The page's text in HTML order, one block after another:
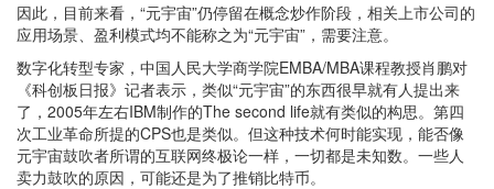
因此，目前来看，“元宇宙”仍停留在概念炒作阶段，相关上市公司的
应用场景、盈利模式均不能称之为“元宇宙”，需要注意。
数字化转型专家，中国人民大学商学院EMBA/MBA课程教授肖鹏对
《科创板日报》记者表示，类似“元宇宙”的东西很早就有人提出来
了，2005年左右IBM制作的The second life就有类似的构思。第四
次工业革命所提的CPS也是类似。但这种技术何时能实现，能否像
元宇宙鼓吹者所谓的互联网终极论一样，一切都是未知数。一些人
卖力鼓吹的原因，可能还是为了推销比特币。